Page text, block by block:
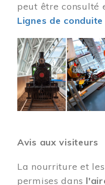
peut être consulté
Lignes de
Image
Avis aux visiteurs
La nourriture et
permises dans